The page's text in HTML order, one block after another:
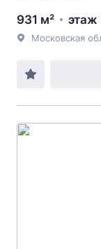
931 м² этаж
Московская